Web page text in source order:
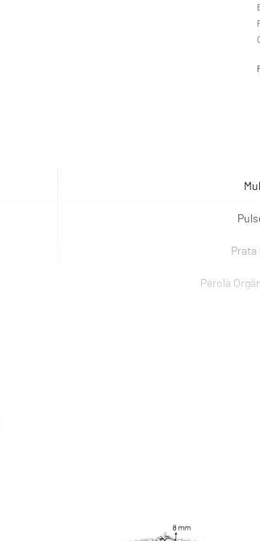
Prata
Pérola